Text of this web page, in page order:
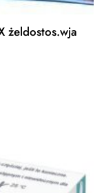
żeldostos.wja